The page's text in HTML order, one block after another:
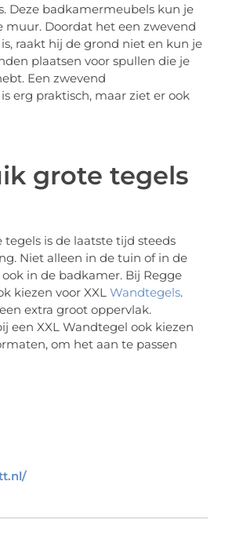
Deze badkamermeubels kun je
muur. Doordat het een zwevend
raakt hij de grond niet en kun je
plaatsen voor spullen die je
Een zwevend
erg praktisch, maar ziet er ook
grote tegels
is de laatste tijd steeds
Niet alleen in de tuin of in de
in de badkamer. Bij Regge
kiezen voor XXLWandtegels.
extra groot oppervlak.
een XXL Wandtegel ook kiezen
om het aan te passen